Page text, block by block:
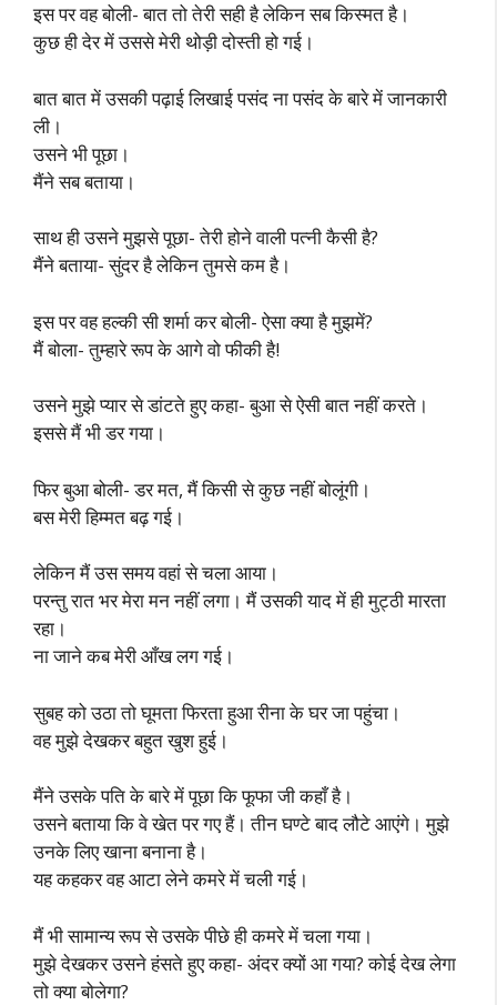
इस पर वह बोली- बात तो तेरी सही है लेकिन सब किस्मत है।
कुछ ही देर में उससे मेरी थोड़ी दोस्ती हो गई।
बात बात में उसकी पढ़ाई लिखाई पसंद ना पसंद के बारे में जानकारी
ली।
उसने भी पूछा।
मैंने सब बताया।
साथ ही उसने मुझसे पूछा- तेरी होने वाली पत्नी कैसी है?
मैंने बताया- सुंदर है लेकिन तुमसे कम है।
इस पर वह हल्की सी शर्मा कर बोली- ऐसा क्या है मुझमें?
मैं बोला- तुम्हारे रूप के आगे वो फीकी है!
उसने मुझे प्यार से डांटते हुए कहा- बुआ से ऐसी बात नहीं करते।
इससे मैं भी डर गया।
फिर बुआ बोली- डर मत, मैं किसी से कुछ नहीं बोलूंगी।
बस मेरी हिम्मत बढ़ गई।
लेकिन मैं उस समय वहां से चला आया।
परन्तु रात भर मेरा मन नहीं लगा। मैं उसकी याद में ही मुट्ठी मारता
रहा।
ना जाने कब मेरी आँख लग गई।
सुबह को उठा तो घूमता फिरता हुआ रीना के घर जा पहुंचा।
वह मुझे देखकर बहुत खुश हुई।
मैंने उसके पति के बारे में पूछा कि फूफा जी कहाँ है।
उसने बताया कि वे खेत पर गए हैं। तीन घण्टे बाद लौटे आएंगे। मुझे
उनके लिए खाना बनाना है।
यह कहकर वह आटा लेने कमरे में चली गई।
मैं भी सामान्य रूप से उसके पीछे ही कमरे में चला गया।
मुझे देखकर उसने हंसते हुए कहा- अंदर क्यों आ गया? कोई देख लेगा
तो क्या बोलेगा?